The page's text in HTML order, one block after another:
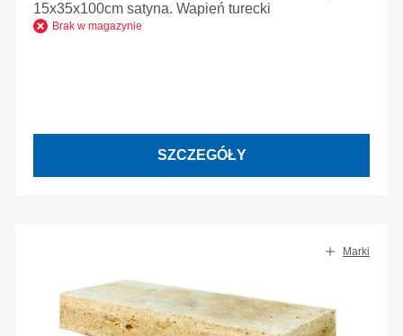
15x35x100cm satyna. Wapień turecki
Brak w magazynie
SZCZEGÓŁY
Marki